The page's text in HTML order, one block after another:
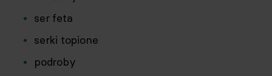
ser feta
serki topione
podroby